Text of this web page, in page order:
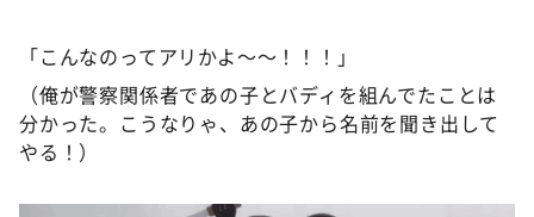
「こんなのってアリかよ～～！！！」
（俺が警察関係者であの子とバディを組んでたことは
分かった。こうなりゃ、あの子から名前を聞き出して
やる！）